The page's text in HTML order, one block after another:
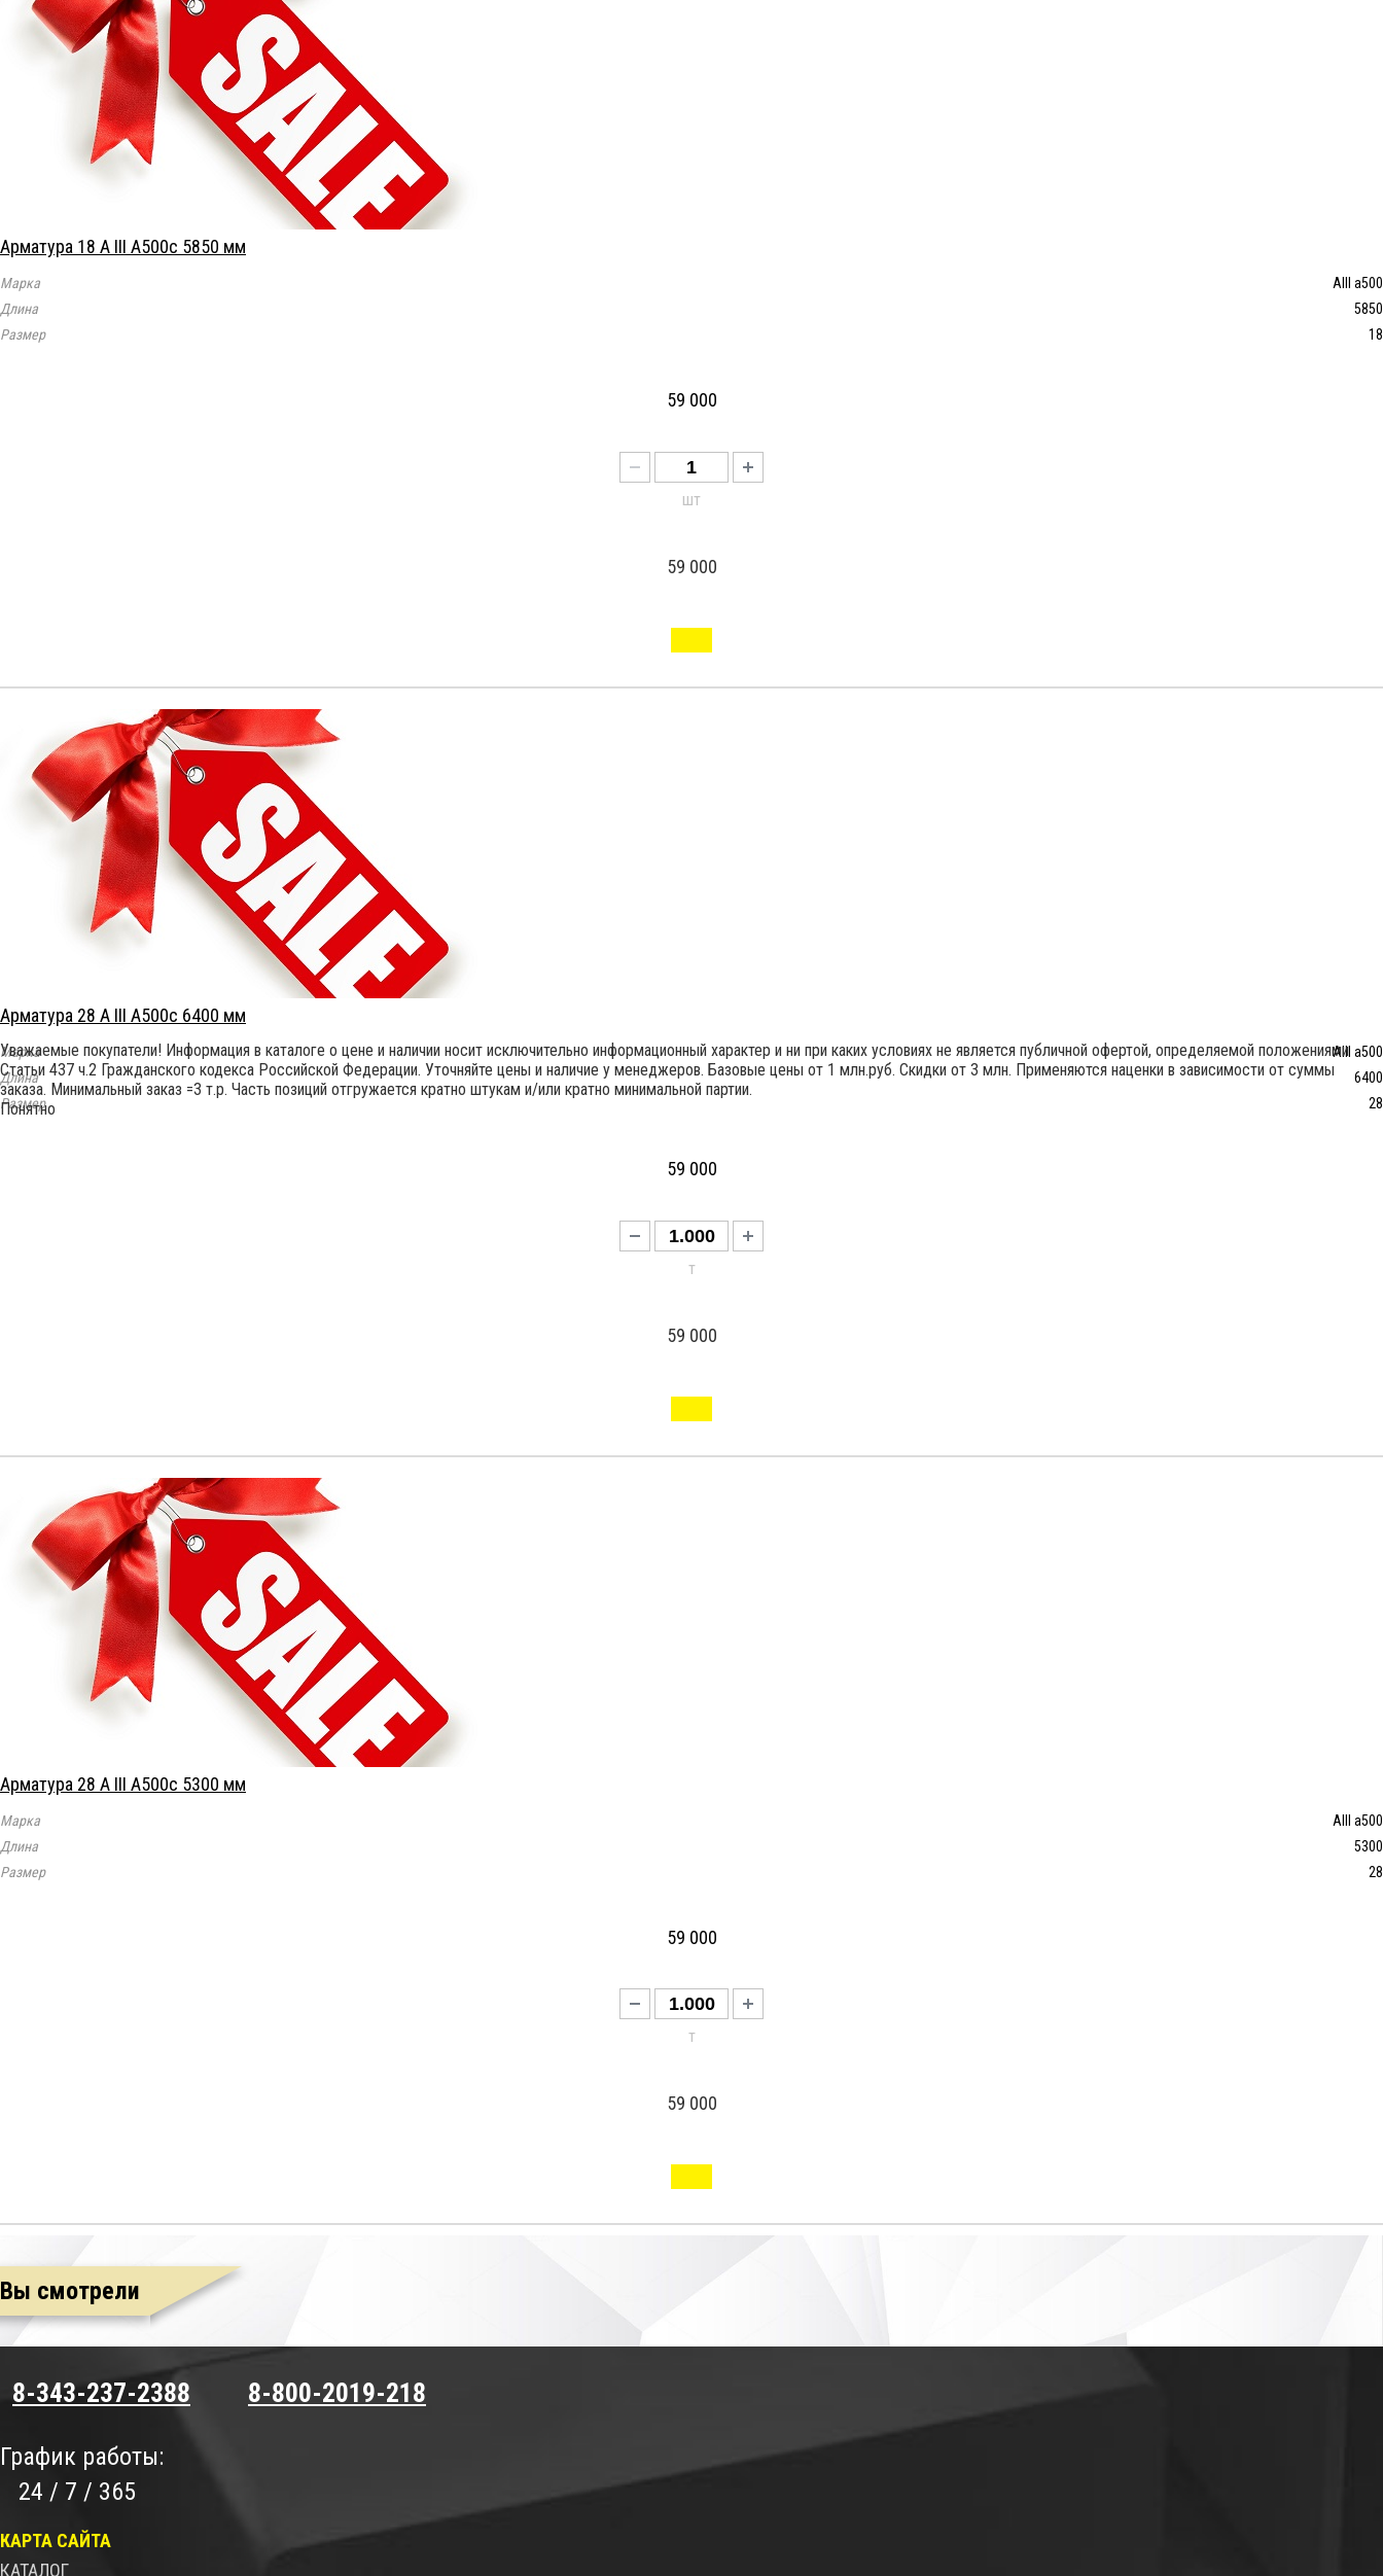
Арматура 18 А III А500с 5850 мм
Марка
AIII a500
Длина
5850
Размер
18
59 000
шт
59 000
Арматура 28 А III А500с 6400 мм
Марка
AIII a500
Длина
6400
Размер
28
59 000
т
59 000
Арматура 28 А III А500с 5300 мм
Марка
AIII a500
Длина
5300
Размер
28
59 000
т
59 000
Вы смотрели
8-343-237-2388 8-800-2019-218
График работы:
24 / 7 / 365
КАРТА САЙТА
КАТАЛОГ
Уважаемые покупатели! Информация в каталоге о цене и наличии носит исключительно информационный характер и ни при каких условиях не является публичной офертой, определяемой положениями
Статьи 437 ч.2 Гражданского кодекса Российской Федерации. Уточняйте цены и наличие у менеджеров. Базовые цены от 1 млн.руб. Скидки от 3 млн. Применяются наценки в зависимости от суммы
заказа. Минимальный заказ =3 т.р. Часть позиций отгружается кратно штукам и/или кратно минимальной партии.
Понятно